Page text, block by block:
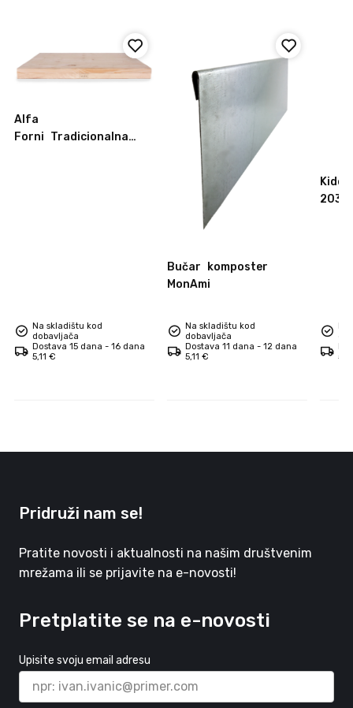
Alfa
Forni Tradicionalna
Na skladištu kod
dobavljača
Dostava 15 dana - 16 dana
5,11 €
Bučar
komposter
MonAmi
Na skladištu kod
dobavljača
Dostava 11 dana - 12 dana
5,11 €
Kidde
Na
Pridruži nam se!
Pratite novosti i aktualnosti na našim društvenim
mrežama ili se prijavite na e-novosti!
Pretplatite se na e-novosti
Upisite svoju email adresu